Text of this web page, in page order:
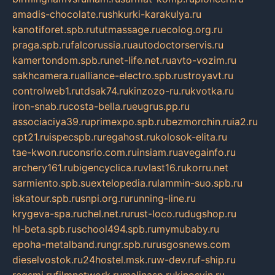
amadis-chocolate.rushkurki-karakulya.ru
kanotiforet.spb.rututmassage.ruecolog.org.ru
praga.spb.rufalcorussia.ruautodoctorservis.ru
kamertondom.spb.runet-life.net.ruavto-vozim.ru
sakhcamera.rualliance-electro.spb.rustroyavt.ru
controlweb1.rutdsak74.rukinzozo-ru.rukvotka.ru
iron-snab.rucosta-bella.rueugrus.pp.ru
associaciya39.ruprimexpo.spb.rubezmorchin.ruia2.ru
cpt21.ruispecspb.ruregahost.rukolosok-elita.ru
tae-kwon.ruconsrio.com.ruinsiam.ruavegainfo.ru
archery161.rubigencyclica.ruvlast16.rukorru.net
sarmiento.spb.suextelopedia.rulammin-suo.spb.ru
iskatour.spb.rusnpi.org.rurunning-line.ru
krygeva-spa.ruchel.net.rurust-loco.rudugshop.ru
hl-beta.spb.ruschool494.spb.rumymubaby.ru
epoha-metalband.rungr.spb.rurusgosnews.com
dieselvostok.ru24hostel.msk.ruw-dev.ruf-ship.ru